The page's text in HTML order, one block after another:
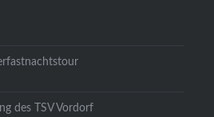
des TSV Vordorf